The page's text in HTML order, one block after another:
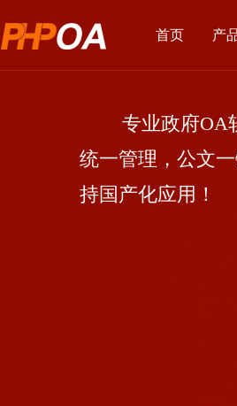
首页 产
专业政府OA软
统一管理，公文
持国产化应用！